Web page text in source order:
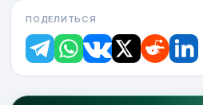
ПОДЕЛИТЬСЯ